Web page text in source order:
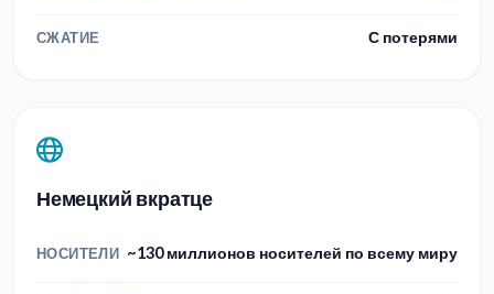
СЖАТИЕ С потерями
Немецкий вкратце
НОСИТЕЛИ ~130 миллионов носителей по всему миру